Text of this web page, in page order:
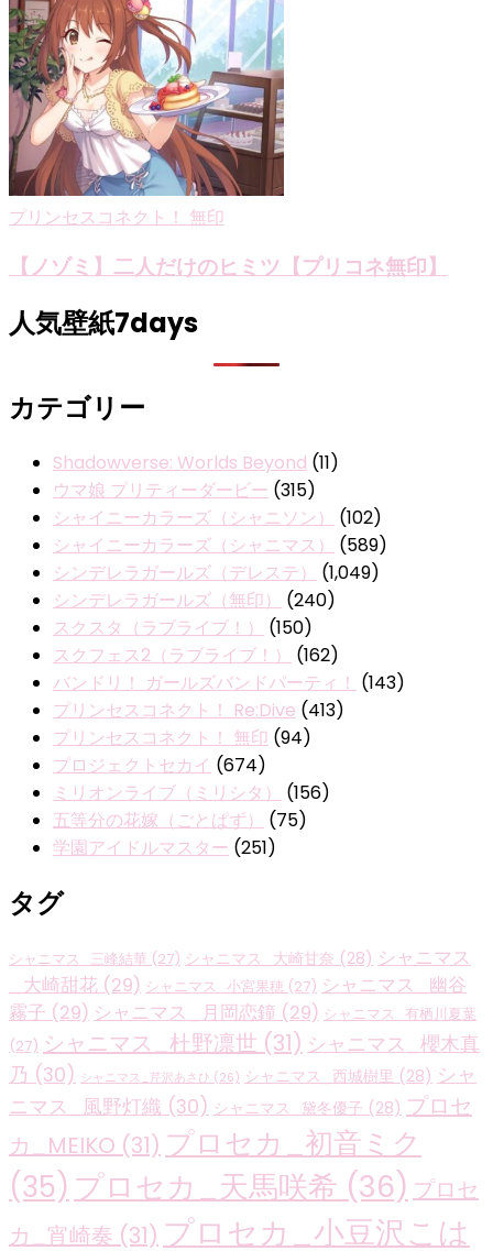
プリンセスコネクト！ 無印
【ノゾミ】二人だけのヒミツ【プリコネ無印】
人気壁紙7days
カテゴリー
Shadowverse: Worlds Beyond (11)
ウマ娘 プリティーダービー (315)
シャイニーカラーズ（シャニソン）
(102)
シャイニーカラーズ（シャニマス）
(589)
シンデレラガールズ（デレステ）
(1,049)
シンデレラガールズ（無印）
(240)
スクスタ（ラブライブ！）
(150)
スクフェス2（ラブライブ！）
(162)
バンドリ！ ガールズバンドパーティ！ (143)
プリンセスコネクト！ Re:Dive (413)
プリンセスコネクト！ 無印 (94)
プロジェクトセカイ (674)
ミリオンライブ（ミリシタ）
(156)
五等分の花嫁（ごとぱず）
(75)
学園アイドルマスター (251)
タグ
シャニマス_三峰結華 (27) シャニマス_大崎甘奈 (28) シャニマス
_大崎甜花 (29) シャニマス_小宮果穂 (27) シャニマス_幽谷
霧子 (29) シャニマス_月岡恋鐘 (29) シャニマス_有栖川夏葉
(27) シャニマス_杜野凛世 (31) シャニマス_櫻木真
乃 (30) シャニマス_芹沢あさひ (26) シャニマス_西城樹里 (28) シャ
ニマス_風野灯織 (30) シャニマス_黛冬優子 (28) プロセ
カ_MEIKO (31) プロセカ_初音ミク
(35) プロセカ_天馬咲希 (36) プロセ
カ_宵崎奏 (31) プロセカ_小豆沢こは